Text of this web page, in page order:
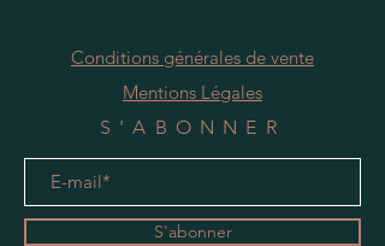
Conditions générales de vente
Mentions Légales
S'ABONNER
S'abonner